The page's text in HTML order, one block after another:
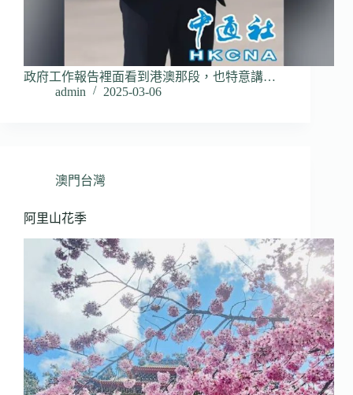
政府工作報告裡面看到港澳那段，也特意講…
admin
2025-03-06
澳門台灣
阿里山花季